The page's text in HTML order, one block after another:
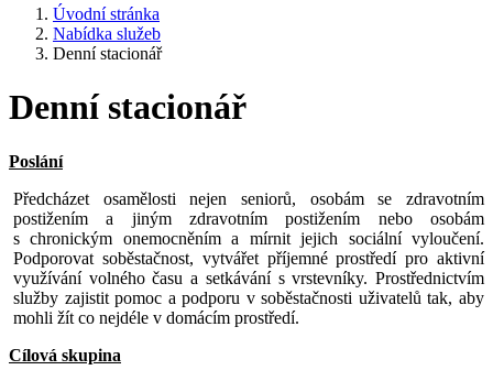
Úvodní stránka
Nabídka služeb
Denní stacionář
Denní stacionář
Poslání
Předcházet osamělosti nejen seniorů, osobám se zdravotním
postižením a jiným zdravotním postižením nebo osobám
s chronickým onemocněním a mírnit jejich sociální vyloučení.
Podporovat soběstačnost, vytvářet příjemné prostředí pro aktivní
využívání volného času a setkávání s vrstevníky. Prostřednictvím
služby zajistit pomoc a podporu v soběstačnosti uživatelů tak, aby
mohli žít co nejdéle v domácím prostředí.
Cílová skupina